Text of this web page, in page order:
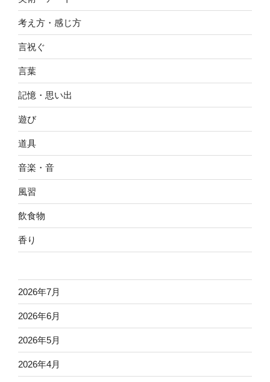
考え方・感じ方
言祝ぐ
言葉
記憶・思い出
遊び
道具
音楽・音
風習
飲食物
香り
2026年7月
2026年6月
2026年5月
2026年4月